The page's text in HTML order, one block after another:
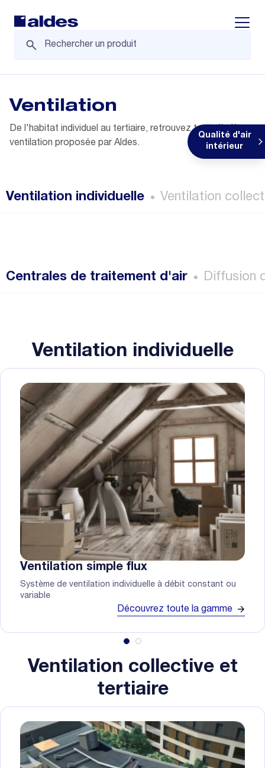
Qualité d'air
intérieur
Ventilation
De l'habitat individuel au tertiaire, retrouvez toute l'offre
ventilation proposée par Aldes.
Ventilation individuelle Ventilation
Centrales de traitement d'air Diffusion
Ventilation individuelle
Ventilation simple flux
Système de ventilation individuelle à débit constant ou
variable
Découvrez toute la gamme
Ventilation collective et
tertiaire